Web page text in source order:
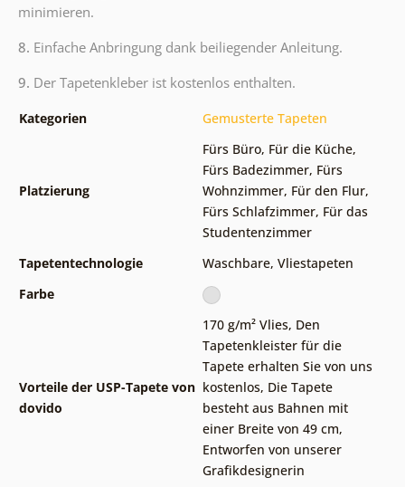
minimieren.
8. Einfache Anbringung dank beiliegender Anleitung.
9. Der Tapetenkleber ist kostenlos enthalten.
Kategorien Gemusterte Tapeten
Platzierung
Fürs Büro, Für die Küche,
Fürs Badezimmer, Fürs
Wohnzimmer, Für den Flur,
Fürs Schlafzimmer, Für das
Studentenzimmer
Tapetentechnologie
Waschbare, Vliestapeten
Farbe
Vorteile der USP-Tapete von
dovido
170 g/m² Vlies, Den
Tapetenkleister für die
Tapete erhalten Sie von uns
kostenlos, Die Tapete
besteht aus Bahnen mit
einer Breite von 49 cm,
Entworfen von unserer
Grafikdesignerin